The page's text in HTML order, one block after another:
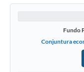
Fundo
Conjuntura